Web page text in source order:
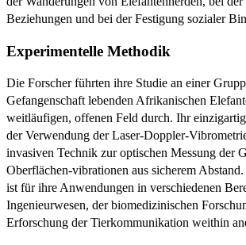
Beziehungen und bei der Festigung sozialer
Experimentelle Methodik
Die Forscher führten ihre Studie an einer
Gefangenschaft lebenden Afrikanischen
weitläufigen, offenen Feld durch. Ihr
der Verwendung der Laser-Doppler-
invasiven Technik zur optischen Messung der
Oberflächen-vibrationen aus sicherem
ist für ihre Anwendungen in verschiedenen
Ingenieurwesen, der biomedizinischen
Erforschung der Tierkommunikation weithin